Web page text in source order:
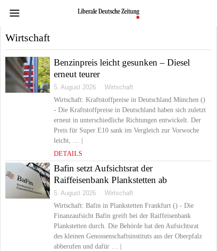
Wirtschaft
Benzinpreis leicht gesunken – Diesel
erneut teurer
5. August 2026
Wirtschaft
Wirtschaft: Kraftstoffpreise in Deutschland München ()
- Die Kraftstoffpreise in Deutschland haben sich zuletzt
erneut in unterschiedliche Richtungen entwickelt. Der
Preis für Super E10 sank im Vergleich zur Vorwoche
leicht, … |
DETAILS
Bafin setzt Aufsichtsrat der
Raiffeisenbank Plankstetten ab
5. August 2026
Wirtschaft
Wirtschaft: Bafin in Plankstetten Frankfurt () - Die
Finanzaufsicht Bafin greift bei der Raiffeisenbank
Plankstetten durch. Die Behörde hat den Aufsichtsrat
des kleinen Genossenschaftsinstituts aus der Oberpfalz
abberufen und dafür … |